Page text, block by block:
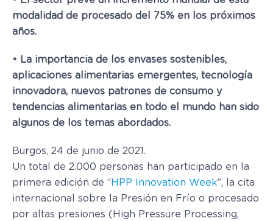
modalidad de procesado del 75% en los próximos
años.
• La importancia de los envases sostenibles,
aplicaciones alimentarias emergentes, tecnología
innovadora, nuevos patrones de consumo y
tendencias alimentarias en todo el mundo han sido
algunos de los temas abordados.
Burgos, 24 de junio de 2021.
Un total de 2.000 personas han participado en la
primera edición de “ HPP Innovation Week”, la cita
internacional sobre la Presión en Frío o procesado
por altas presiones (High Pressure Processing,